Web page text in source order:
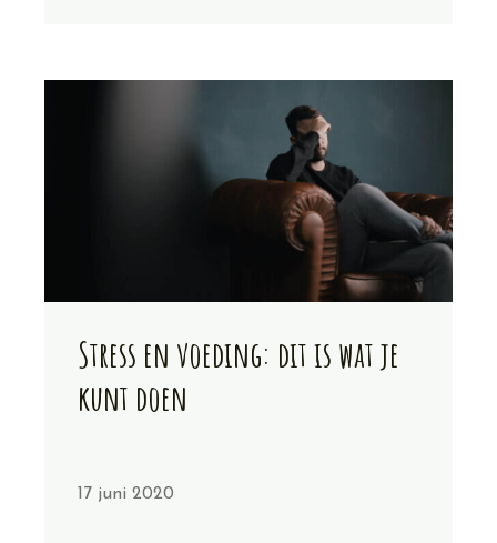
Stress en voeding: dit is wat je
kunt doen
17 juni 2020